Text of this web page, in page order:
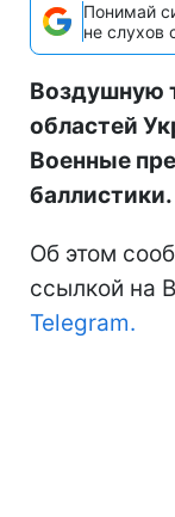
Понимай
не слухов
Воздушную
областей
Военные
баллистики.
Об этом
ссылкой на
Telegram.